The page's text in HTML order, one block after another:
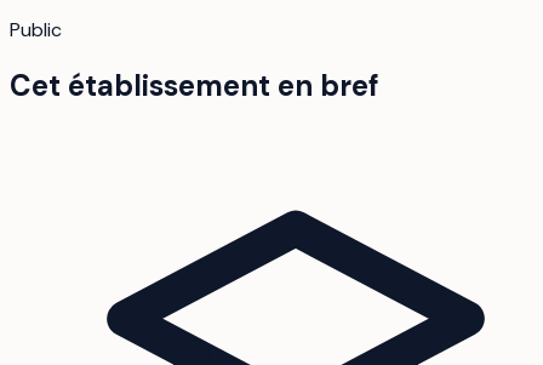
Public
Cet établissement en bref